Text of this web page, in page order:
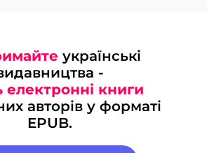
українські
-
електронні книги
авторів у форматі
EPUB.